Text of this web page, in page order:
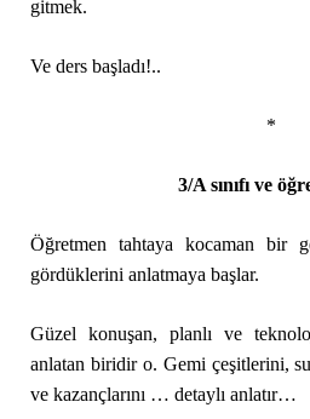
gitmek.
Ve ders başladı!..
*
3/A sınıfı ve
Öğretmen tahtaya kocaman bir
gördüklerini anlatmaya başlar.
Güzel konuşan, planlı ve
anlatan biridir o. Gemi çeşitlerini,
ve kazançlarını … detaylı anlatır…